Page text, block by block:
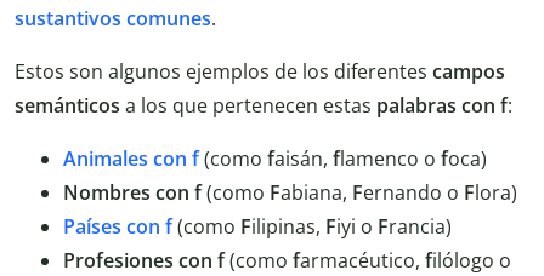
sustantivos comunes.
Estos son algunos ejemplos de los diferentes campos
semánticos a los que pertenecen estas palabras con f:
Animales con f(como faisán, flamenco o foca)
Nombres con f(como Fabiana, Fernando o Flora)
Países con f(como Filipinas, Fiyi o Francia)
Profesiones con f(como farmacéutico, filólogo o